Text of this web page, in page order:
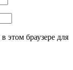
этом браузере для